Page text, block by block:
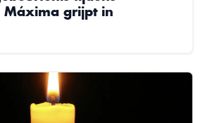
Máxima grijpt in